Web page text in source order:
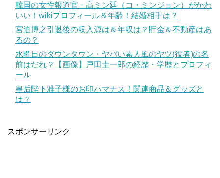
韓国の女性報道官・高ミン廷（コ・ミンジョン）がかわ
いい！wikiプロフィール＆年齢！結婚相手は？
宮迫博之引退後の収入源は＆年収は？貯金＆不動産はあ
るの？
水曜日のダウンタウン・ヤバい素人風のヤツ(役者)の名
前はだれ？【画像】戸田圭一郎の経歴・学歴とプロフィ
ール
皇后陛下雅子様のお印ハマナス！関連商品＆グッズと
は？
スポンサーリンク